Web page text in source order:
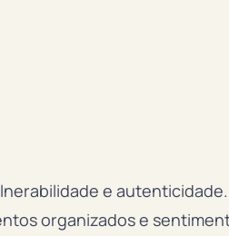
e
organizados e